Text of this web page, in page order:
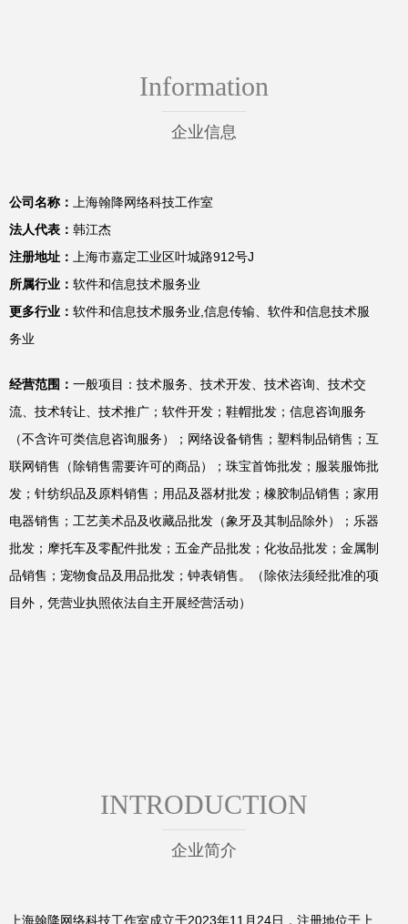
Information
企业信息
公司名称：
上海翰降网络科技工作室
法人代表： 韩江杰
注册地址：
上海市嘉定工业区叶城路912号J
所属行业： 软件和信息技术服务业
更多行业： 软件和信息技术服务业,信息传输、软件和信息技术服
务业
经营范围： 一般项目：技术服务、技术开发、技术咨询、技术交
流、技术转让、技术推广；软件开发；鞋帽批发；信息咨询服务
（不含许可类信息咨询服务）；网络设备销售；塑料制品销售；互
联网销售（除销售需要许可的商品）；珠宝首饰批发；服装服饰批
发；针纺织品及原料销售；用品及器材批发；橡胶制品销售；家用
电器销售；工艺美术品及收藏品批发（象牙及其制品除外）；乐器
批发；摩托车及零配件批发；五金产品批发；化妆品批发；金属制
品销售；宠物食品及用品批发；钟表销售。（除依法须经批准的项
目外，凭营业执照依法自主开展经营活动）
INTRODUCTION
企业简介
上海翰降网络科技工作室成立于2023年11月24日，注册地位于上